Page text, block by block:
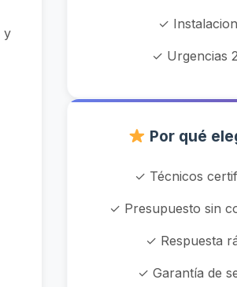
y
✓
✓ Urgencias
Por qué
✓ Técnicos
✓ Presupuesto sin
✓ Respuesta
✓ Garantía de